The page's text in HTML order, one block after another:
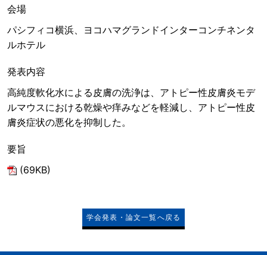
会場
パシフィコ横浜、ヨコハマグランドインターコンチネンタ
ルホテル
発表内容
高純度軟化水による皮膚の洗浄は、アトピー性皮膚炎モデ
ルマウスにおける乾燥や痒みなどを軽減し、アトピー性皮
膚炎症状の悪化を抑制した。
要旨
(69KB)
学会発表・論文一覧へ戻る